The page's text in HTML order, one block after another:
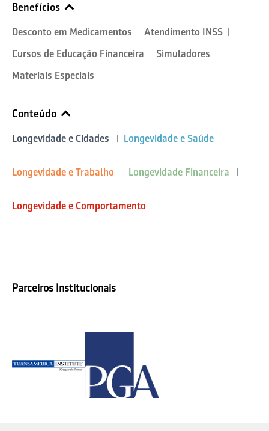
Benefícios
Desconto em Medicamentos
Atendimento INSS
Cursos de Educação Financeira
Simuladores
Materiais Especiais
Conteúdo
Longevidade e Cidades Longevidade e Saúde
Longevidade e Trabalho Longevidade Financeira
Longevidade e Comportamento
Parceiros Institucionais